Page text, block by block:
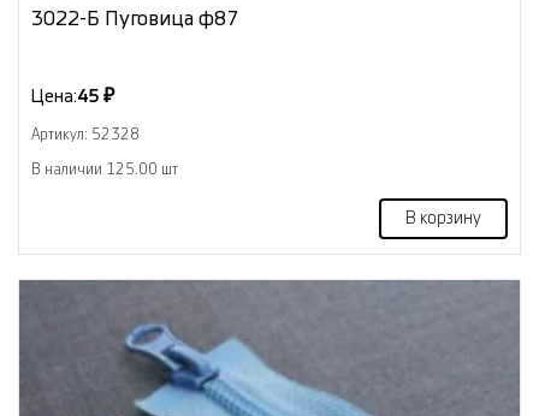
3022-Б Пуговица ф87
Цена:45 ₽
Артикул: 52328
В наличии 125.00 шт
В корзину